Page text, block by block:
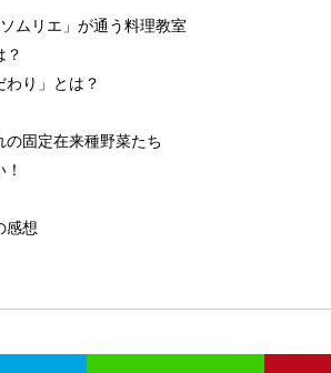
ムリエ」が通う料理教室
？
り」とは？
固定在来種野菜たち
感想